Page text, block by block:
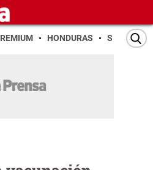
HONDURAS SAN PEDRO